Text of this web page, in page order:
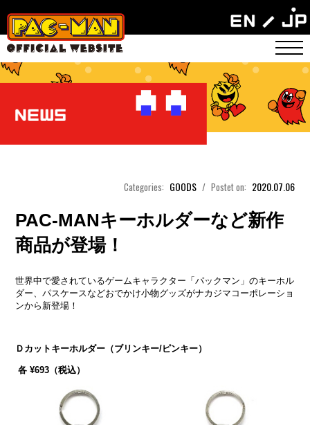
Categories: GOODS / Postet on: 2020.07.06
PAC-MANキーホルダーなど新作
商品が登場！
世界中で愛されているゲームキャラクター「パックマン」のキーホル
ダー、パスケースなどおでかけ小物グッズがナカジマコーポレーショ
ンから新登場！
Ｄカットキーホルダー（ブリンキー/ピンキー）
各 ¥693（税込）